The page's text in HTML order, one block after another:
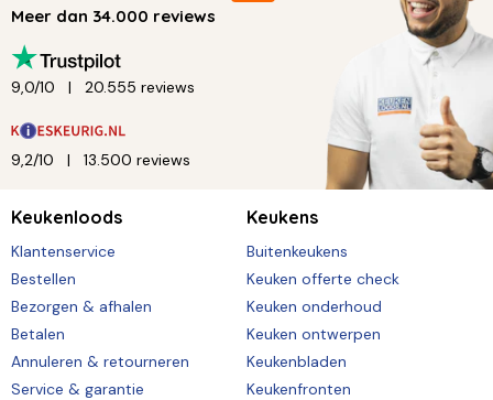
Meer dan 34.000 reviews
9,0/10 20.555 reviews
9,2/10 13.500 reviews
Keukenloods
Klantenservice
Bestellen
Bezorgen & afhalen
Betalen
Annuleren & retourneren
Service & garantie
Keukens
Buitenkeukens
Keuken offerte check
Keuken onderhoud
Keuken ontwerpen
Keukenbladen
Keukenfronten